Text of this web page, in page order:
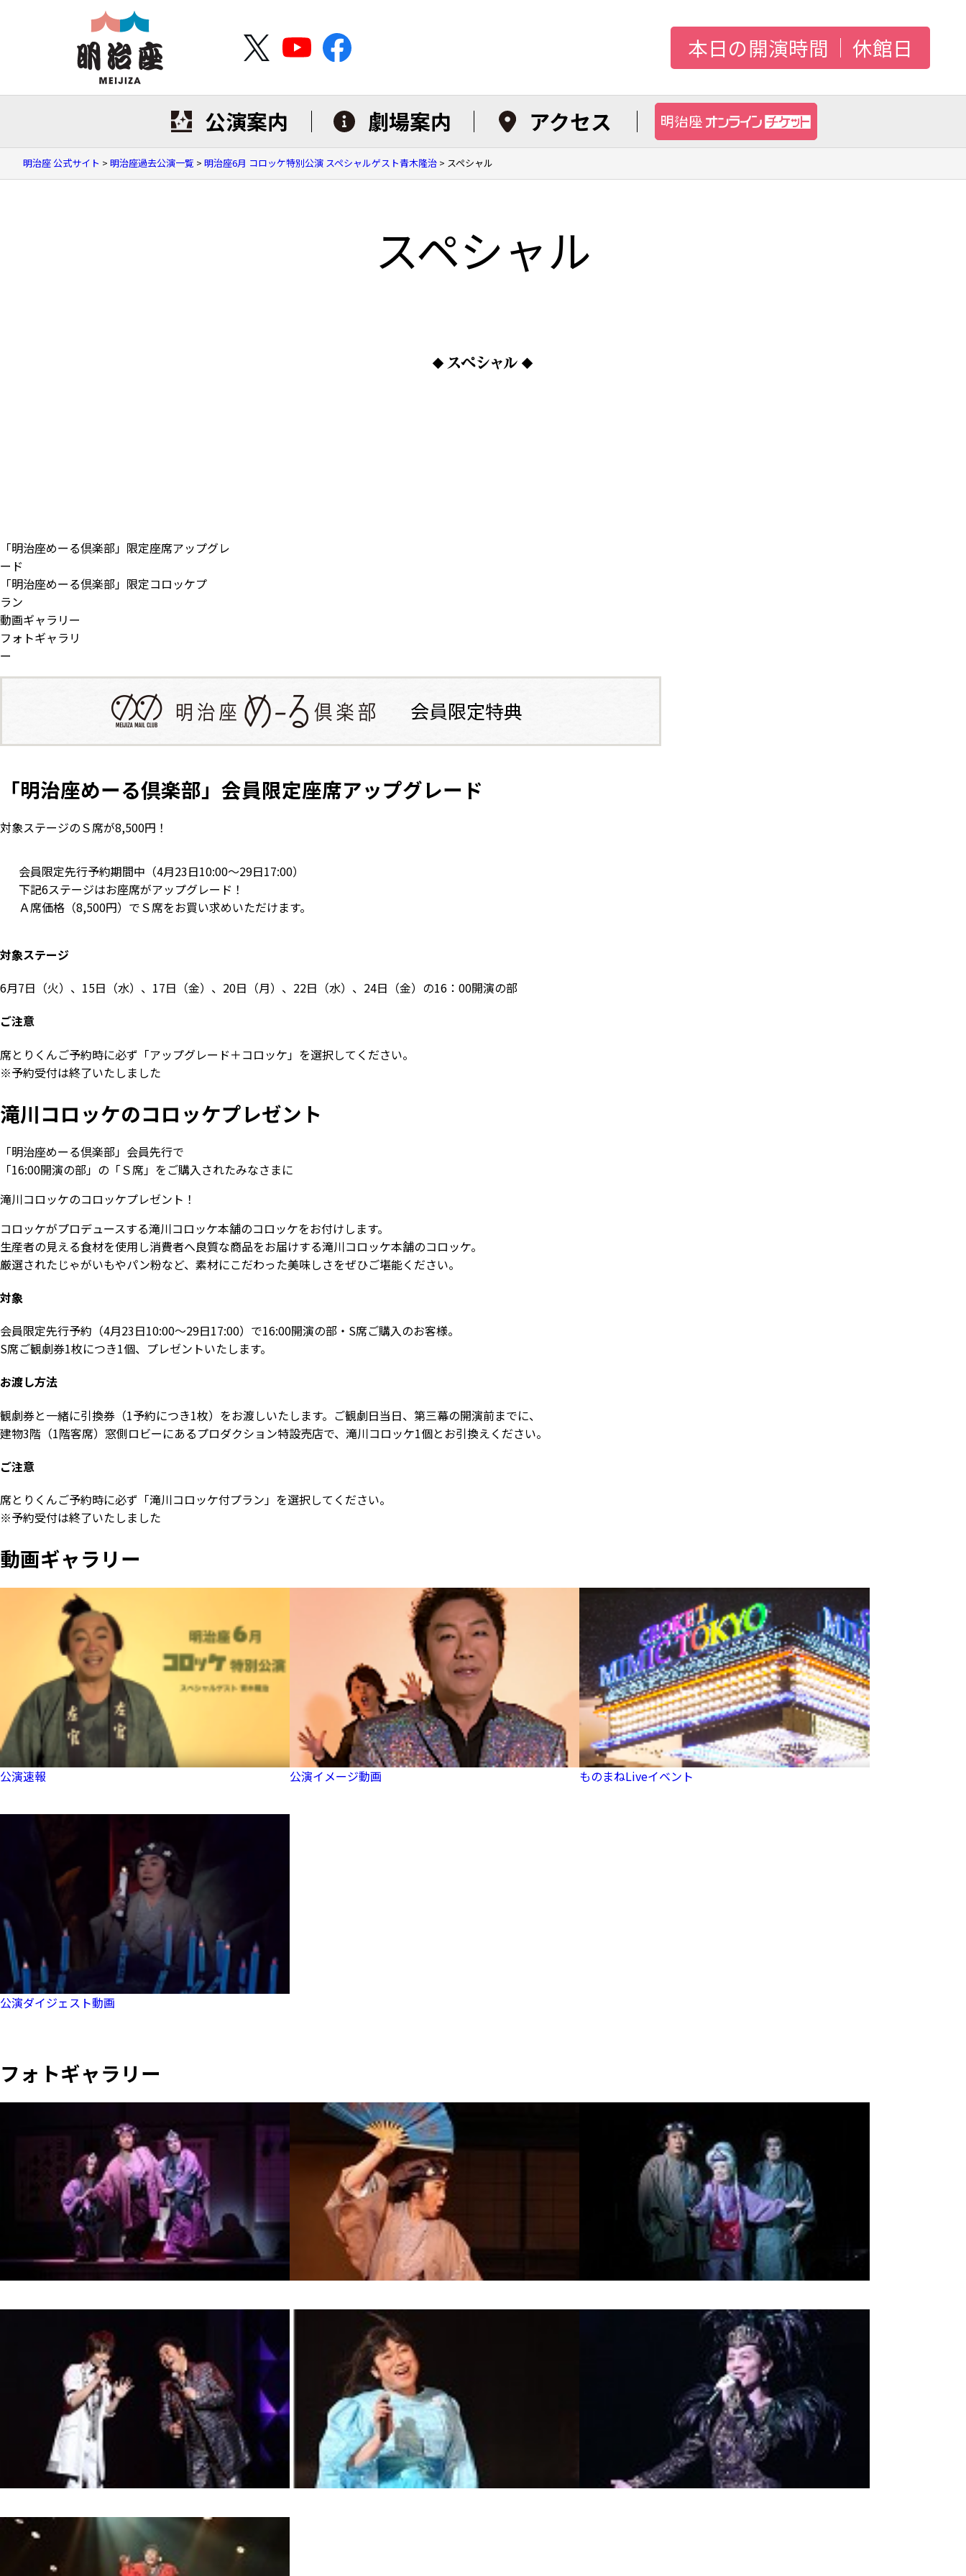
本日の開演時間 休館日
公演案内 劇場案内 アクセス
明治座 公式サイト > 明治座過去公演一覧 > 明治座6月 コロッケ特別公演 スペシャルゲスト青木隆治 > スペシャル
スペシャル
「明治座めーる倶楽部」限定座席アップグレ
ード
「明治座めーる倶楽部」限定コロッケプ
ラン
動画ギャラリー
フォトギャラリ
ー
「明治座めーる倶楽部」会員限定座席アップグレード
対象ステージのＳ席が8,500円！
会員限定先行予約期間中（4月23日10:00～29日17:00）
下記6ステージはお座席がアップグレード！
Ａ席価格（8,500円）でＳ席をお買い求めいただけます。
対象ステージ
6月7日（火）、15日（水）、17日（金）、20日（月）、22日（水）、24日（金）の16：00開演の部
ご注意
席とりくんご予約時に必ず「アップグレード＋コロッケ」を選択してください。
※予約受付は終了いたしました
滝川コロッケのコロッケプレゼント
「明治座めーる倶楽部」会員先行で
「16:00開演の部」の「Ｓ席」をご購入されたみなさまに
滝川コロッケのコロッケプレゼント！
コロッケがプロデュースする滝川コロッケ本舗のコロッケをお付けします。
生産者の見える食材を使用し消費者へ良質な商品をお届けする滝川コロッケ本舗のコロッケ。
厳選されたじゃがいもやパン粉など、素材にこだわった美味しさをぜひご堪能ください。
対象
会員限定先行予約（4月23日10:00～29日17:00）で16:00開演の部・S席ご購入のお客様。
S席ご観劇券1枚につき1個、プレゼントいたします。
お渡し方法
観劇券と一緒に引換券（1予約につき1枚）をお渡しいたします。ご観劇日当日、第三幕の開演前までに、
建物3階（1階客席）窓側ロビーにあるプロダクション特設売店で、滝川コロッケ1個とお引換えください。
ご注意
席とりくんご予約時に必ず「滝川コロッケ付プラン」を選択してください。
※予約受付は終了いたしました
動画ギャラリー
公演速報 公演イメージ動画 ものまねLiveイベント
公演ダイジェスト動画
フォトギャラリー